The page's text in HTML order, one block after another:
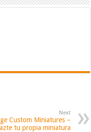
Next
Custom Miniatures –
tu propia miniatura